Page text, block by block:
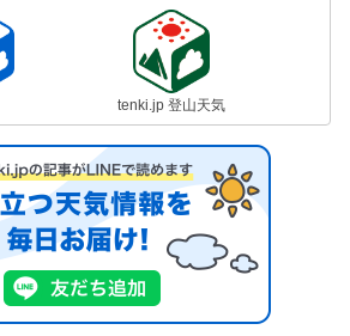
tenki.jp 登山天気